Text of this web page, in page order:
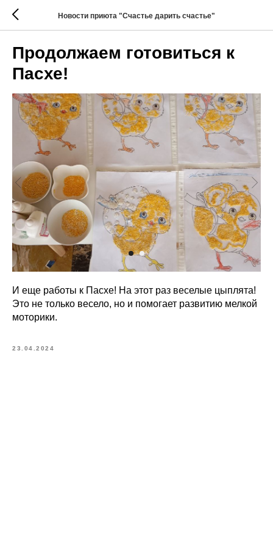
Новости приюта "Счастье дарить счастье"
Продолжаем готовиться к
Пасхе!
И еще работы к Пасхе! На этот раз веселые цыплята!
Это не только весело, но и помогает развитию мелкой
моторики.
23.04.2024